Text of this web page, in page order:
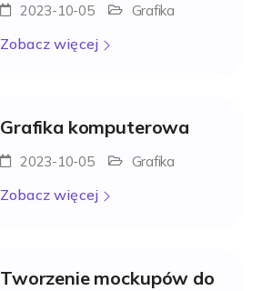
2023-10-05 Grafika
Zobacz więcej
Grafika komputerowa
2023-10-05 Grafika
Zobacz więcej
Tworzenie mockupów do